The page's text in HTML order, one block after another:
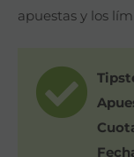
apuestas y los